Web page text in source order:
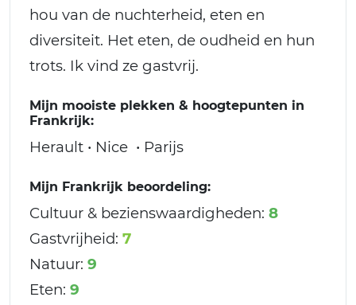
hou van de nuchterheid, eten en
diversiteit. Het eten, de oudheid en hun
trots. Ik vind ze gastvrij.
Mijn mooiste plekken & hoogtepunten in
Frankrijk:
Herault • Nice • Parijs
Mijn Frankrijk beoordeling:
Cultuur & bezienswaardigheden: 8
Gastvrijheid: 7
Natuur: 9
Eten: 9